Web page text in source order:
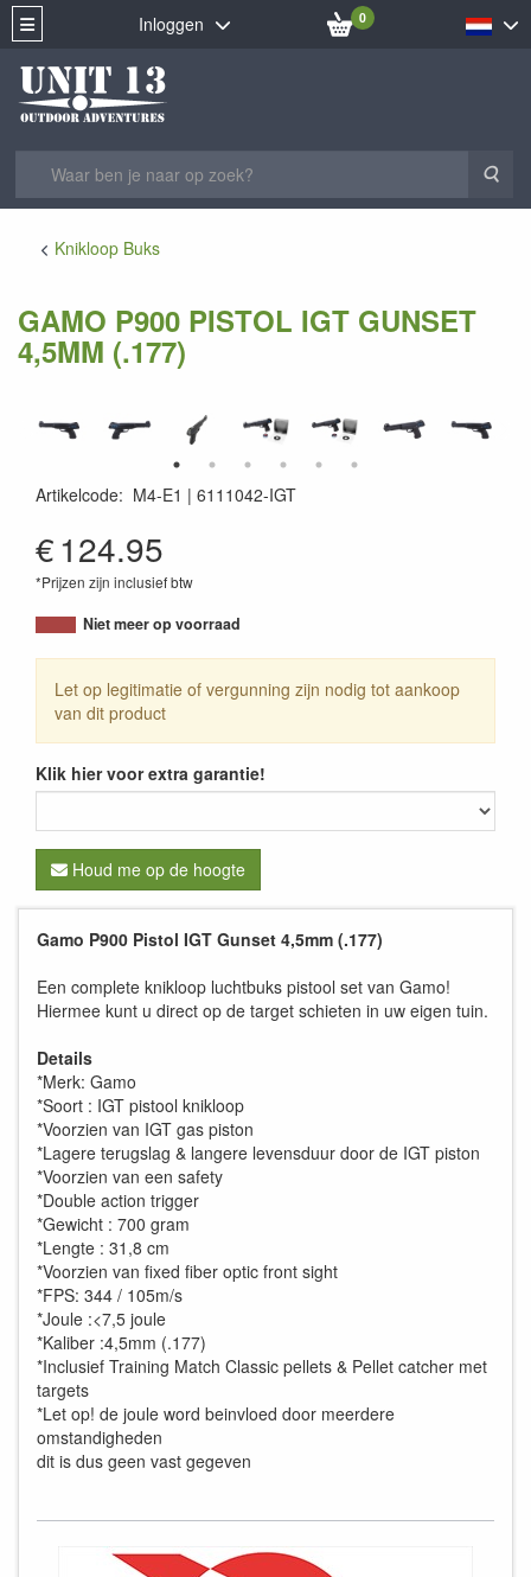
Inloggen 0
Knikloop Buks
GAMO P900 PISTOL IGT GUNSET
4,5MM (.177)
Artikelcode: M4-E1
6111042-IGT
€124.95
*Prijzen zijn inclusief btw
Niet meer op voorraad
Let op legitimatie of vergunning zijn nodig tot aankoop
van dit product
Klik hier voor extra garantie!
Houd me op de hoogte
Gamo P900 Pistol IGT Gunset 4,5mm (.177)
Een complete knikloop luchtbuks pistool set van Gamo!
Hiermee kunt u direct op de target schieten in uw eigen tuin.
Details
*Merk: Gamo
*Soort : IGT pistool knikloop
*Voorzien van IGT gas piston
*Lagere terugslag & langere levensduur door de IGT piston
*Voorzien van een safety
*Double action trigger
*Gewicht : 700 gram
*Lengte : 31,8 cm
*Voorzien van fixed fiber optic front sight
*FPS: 344 / 105m/s
*Joule :<7,5 joule
*Kaliber :4,5mm (.177)
*Inclusief Training Match Classic pellets & Pellet catcher met
targets
*Let op! de joule word beinvloed door meerdere
omstandigheden
dit is dus geen vast gegeven